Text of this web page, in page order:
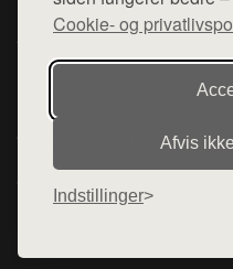
Cookie- og
Afvis
Indstillinger
Denne side er en del af
hjemmesider med
diverse webshops. Der
henviser til de shops, som
varerne på lager.